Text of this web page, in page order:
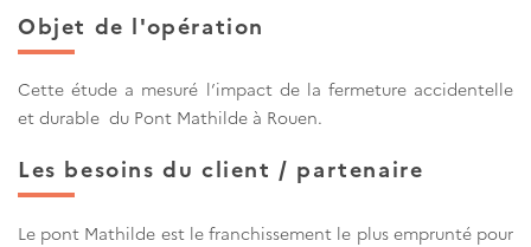
Objet de l'opération
Cette étude a mesuré l’impact de la fermeture accidentelle
et durable du Pont Mathilde à Rouen.
Les besoins du client / partenaire
Le pont Mathilde est le franchissement le plus emprunté pour